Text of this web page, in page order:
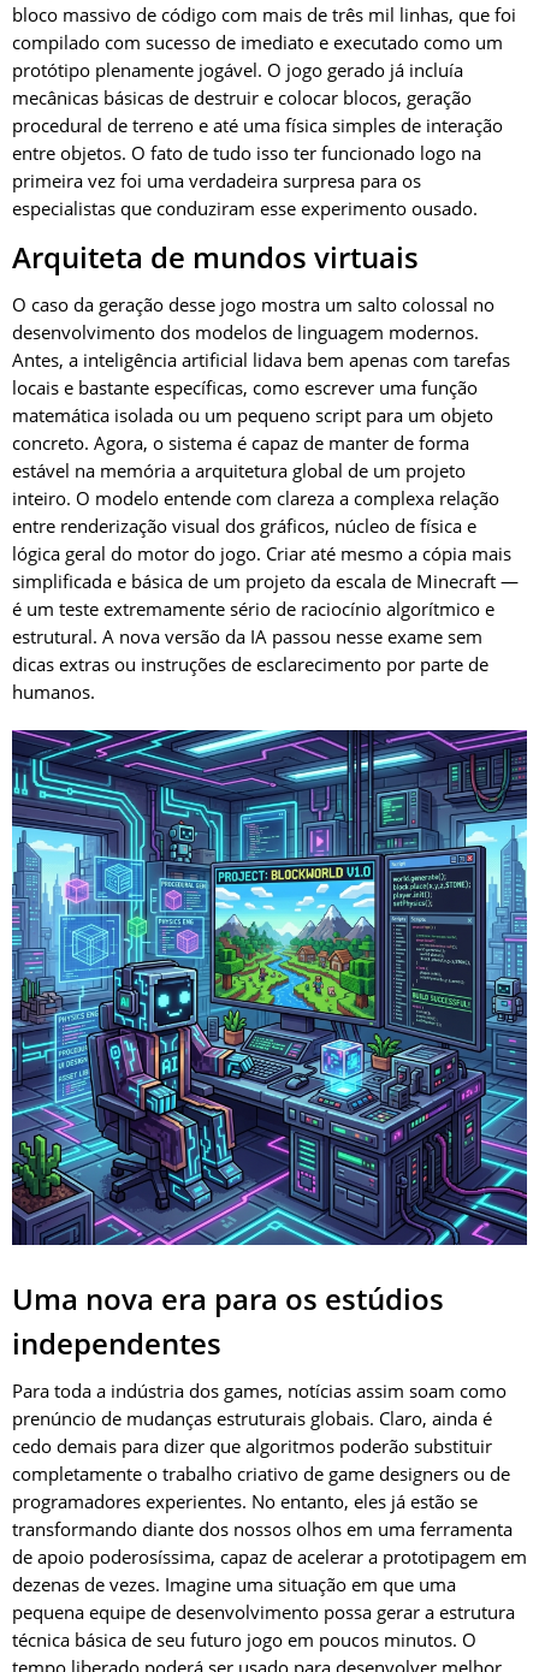
bloco massivo de código com mais de três mil linhas, que foi
compilado com sucesso de imediato e executado como um
protótipo plenamente jogável. O jogo gerado já incluía
mecânicas básicas de destruir e colocar blocos, geração
procedural de terreno e até uma física simples de interação
entre objetos. O fato de tudo isso ter funcionado logo na
primeira vez foi uma verdadeira surpresa para os
especialistas que conduziram esse experimento ousado.
Arquiteta de mundos virtuais
O caso da geração desse jogo mostra um salto colossal no
desenvolvimento dos modelos de linguagem modernos.
Antes, a inteligência artificial lidava bem apenas com tarefas
locais e bastante específicas, como escrever uma função
matemática isolada ou um pequeno script para um objeto
concreto. Agora, o sistema é capaz de manter de forma
estável na memória a arquitetura global de um projeto
inteiro. O modelo entende com clareza a complexa relação
entre renderização visual dos gráficos, núcleo de física e
lógica geral do motor do jogo. Criar até mesmo a cópia mais
simplificada e básica de um projeto da escala de Minecraft —
é um teste extremamente sério de raciocínio algorítmico e
estrutural. A nova versão da IA passou nesse exame sem
dicas extras ou instruções de esclarecimento por parte de
humanos.
Uma nova era para os estúdios
independentes
Para toda a indústria dos games, notícias assim soam como
prenúncio de mudanças estruturais globais. Claro, ainda é
cedo demais para dizer que algoritmos poderão substituir
completamente o trabalho criativo de game designers ou de
programadores experientes. No entanto, eles já estão se
transformando diante dos nossos olhos em uma ferramenta
de apoio poderosíssima, capaz de acelerar a prototipagem em
dezenas de vezes. Imagine uma situação em que uma
pequena equipe de desenvolvimento possa gerar a estrutura
técnica básica de seu futuro jogo em poucos minutos. O
tempo liberado poderá ser usado para desenvolver melhor